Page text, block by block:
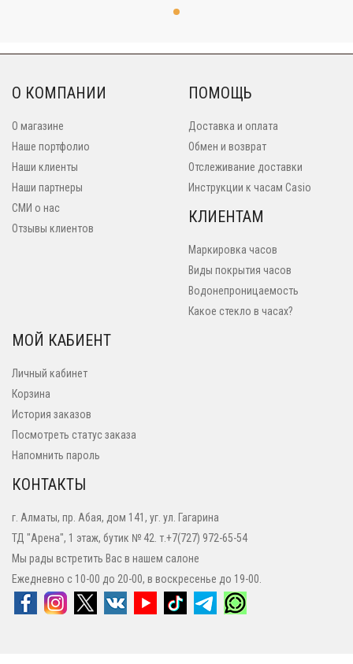
О КОМПАНИИ
О магазине
Наше портфолио
Наши клиенты
Наши партнеры
СМИ о нас
Отзывы клиентов
ПОМОЩЬ
Доставка и оплата
Обмен и возврат
Отслеживание доставки
Инструкции к часам Casio
КЛИЕНТАМ
Маркировка часов
Виды покрытия часов
Водонепроницаемость
Какое стекло в часах?
МОЙ КАБИЕНТ
Личный кабинет
Корзина
История заказов
Посмотреть статус заказа
Напомнить пароль
КОНТАКТЫ
г. Алматы, пр. Абая, дом 141, уг. ул. Гагарина
ТД "Арена", 1 этаж, бутик № 42. т.+7(727) 972-65-54
Мы рады встретить Вас в нашем салоне
Ежедневно с 10-00 до 20-00, в воскресенье до 19-00.